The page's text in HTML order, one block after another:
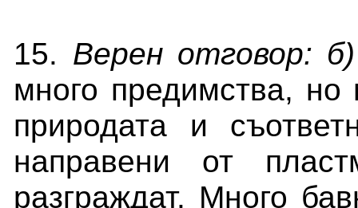
15. Верен отговор:
много предимства, но
природата и
направени от
разграждат. Много